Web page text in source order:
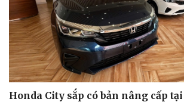
Du lịch
Podcast
Honda City sắp có bản nâng cấp